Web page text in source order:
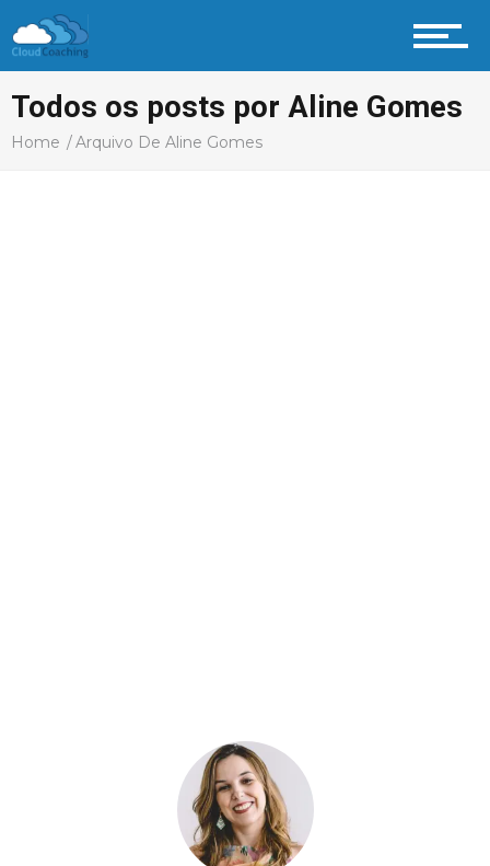
Todos os posts por Aline Gomes
Home Arquivo De Aline Gomes